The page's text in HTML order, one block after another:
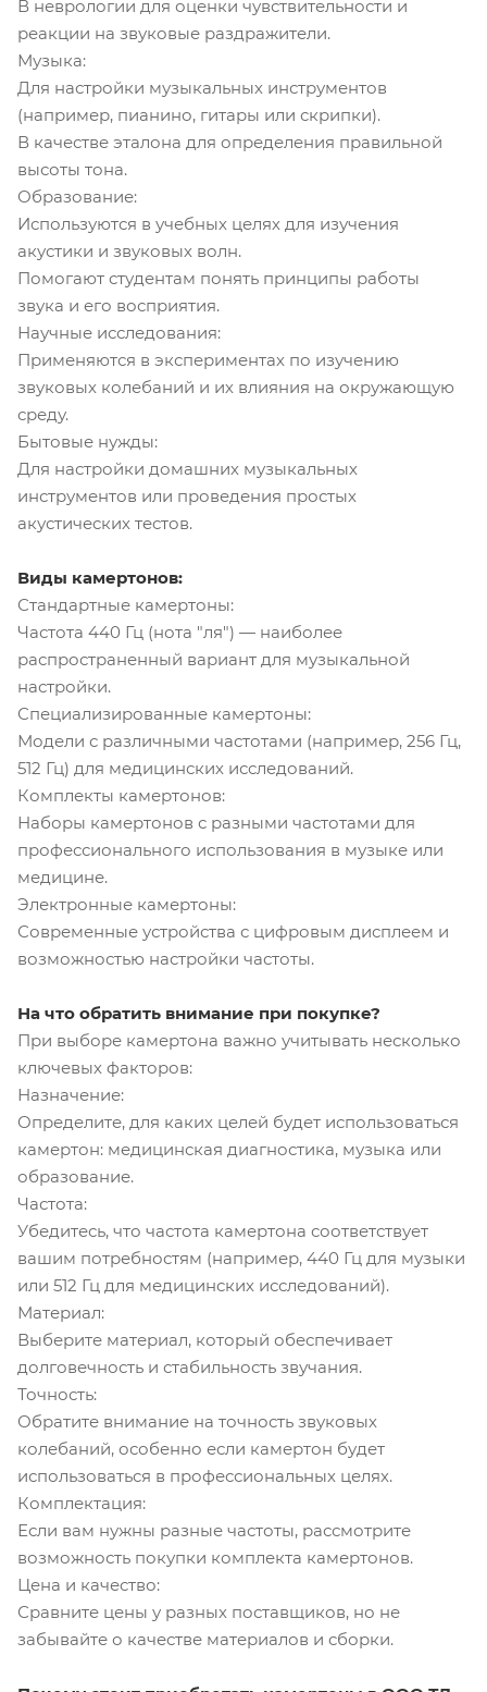
В неврологии для оценки чувствительности и
реакции на звуковые раздражители.
Музыка:
Для настройки музыкальных инструментов
(например, пианино, гитары или скрипки).
В качестве эталона для определения правильной
высоты тона.
Образование:
Используются в учебных целях для изучения
акустики и звуковых волн.
Помогают студентам понять принципы работы
звука и его восприятия.
Научные исследования:
Применяются в экспериментах по изучению
звуковых колебаний и их влияния на окружающую
среду.
Бытовые нужды:
Для настройки домашних музыкальных
инструментов или проведения простых
акустических тестов.
Виды камертонов:
Стандартные камертоны:
Частота 440 Гц (нота "ля") — наиболее
распространенный вариант для музыкальной
настройки.
Специализированные камертоны:
Модели с различными частотами (например, 256 Гц,
512 Гц) для медицинских исследований.
Комплекты камертонов:
Наборы камертонов с разными частотами для
профессионального использования в музыке или
медицине.
Электронные камертоны:
Современные устройства с цифровым дисплеем и
возможностью настройки частоты.
На что обратить внимание при покупке?
При выборе камертона важно учитывать несколько
ключевых факторов:
Назначение:
Определите, для каких целей будет использоваться
камертон: медицинская диагностика, музыка или
образование.
Частота:
Убедитесь, что частота камертона соответствует
вашим потребностям (например, 440 Гц для музыки
или 512 Гц для медицинских исследований).
Материал:
Выберите материал, который обеспечивает
долговечность и стабильность звучания.
Точность:
Обратите внимание на точность звуковых
колебаний, особенно если камертон будет
использоваться в профессиональных целях.
Комплектация:
Если вам нужны разные частоты, рассмотрите
возможность покупки комплекта камертонов.
Цена и качество:
Сравните цены у разных поставщиков, но не
забывайте о качестве материалов и сборки.